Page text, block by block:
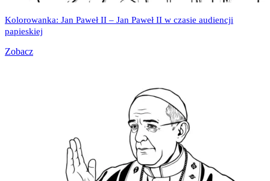
Kolorowanka: Jan Paweł II – Jan Paweł II w czasie audiencji
papieskiej
Zobacz